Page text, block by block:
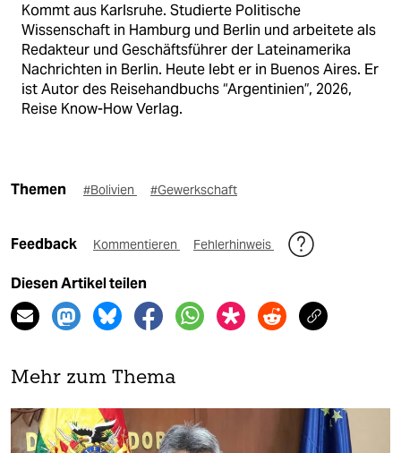
Kommt aus Karlsruhe. Studierte Politische
Wissenschaft in Hamburg und Berlin und arbeitete als
Redakteur und Geschäftsführer der Lateinamerika
Nachrichten in Berlin. Heute lebt er in Buenos Aires. Er
ist Autor des Reisehandbuchs “Argentinien”, 2026,
Reise Know-How Verlag.
Themen #Bolivien #Gewerkschaft
Feedback Kommentieren Fehlerhinweis
Diesen Artikel teilen
Mehr zum Thema